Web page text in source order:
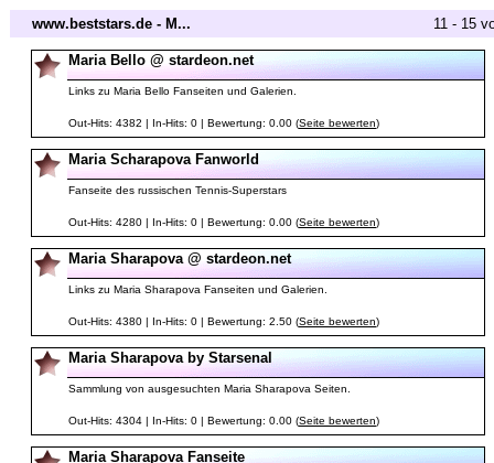
www.beststars.de - M... 11 - 15
Maria Bello @ stardeon.net
Links zu Maria Bello Fanseiten und Galerien.
Out-Hits: 4382 | In-Hits: 0 | Bewertung: 0.00 (Seite bewerten)
Maria Scharapova Fanworld
Fanseite des russischen Tennis-Superstars
Out-Hits: 4280 | In-Hits: 0 | Bewertung: 0.00 (Seite bewerten)
Maria Sharapova @ stardeon.net
Links zu Maria Sharapova Fanseiten und Galerien.
Out-Hits: 4380 | In-Hits: 0 | Bewertung: 2.50 (Seite bewerten)
Maria Sharapova by Starsenal
Sammlung von ausgesuchten Maria Sharapova Seiten.
Out-Hits: 4304 | In-Hits: 0 | Bewertung: 0.00 (Seite bewerten)
Maria Sharapova Fanseite